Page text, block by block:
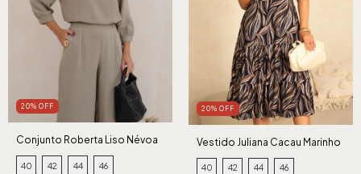
20% OFF
Conjunto Roberta Liso Névoa
40 42 44 46
20% OFF
Vestido Juliana Cacau Marinho
40 42 44 46